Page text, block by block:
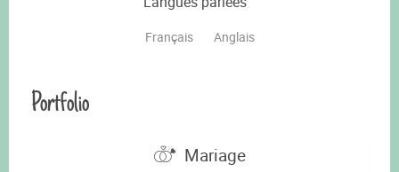
Français Anglais
Portfolio
Mariage